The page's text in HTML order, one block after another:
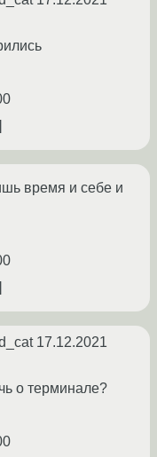
время и себе и
17.12.2021
о терминале?